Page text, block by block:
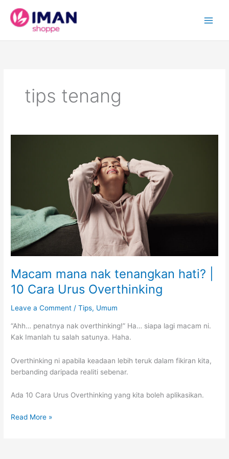
content
tips tenang
Macam mana nak tenangkan hati? |
10 Cara Urus Overthinking
Leave a Comment /Tips, Umum
“Ahh… penatnya nak overthinking!” Ha… siapa lagi macam ni.
Kak Imanlah tu salah satunya. Haha.
Overthinking ni apabila keadaan lebih teruk dalam fikiran kita,
berbanding daripada realiti sebenar.
Ada 10 Cara Urus Overthinking yang kita boleh aplikasikan.
Macam
Read More »